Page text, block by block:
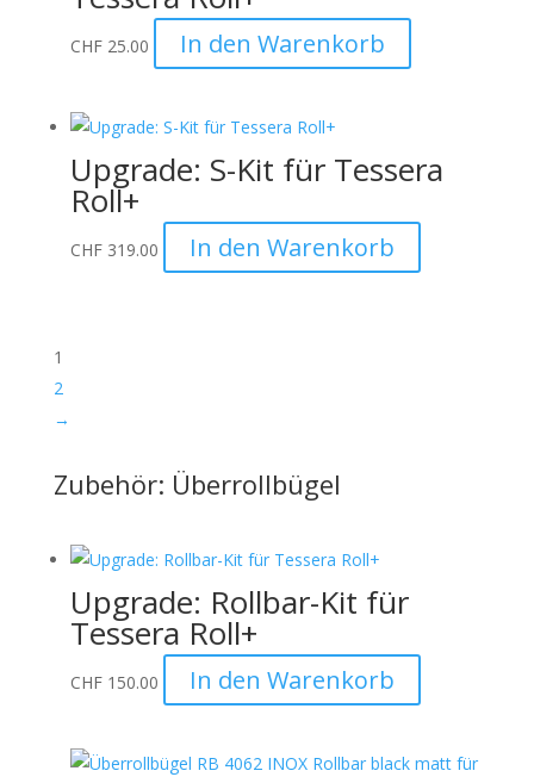
CHF25.00 In den Warenkorb
Upgrade: S-Kit für Tessera
Roll+
CHF319.00 In den Warenkorb
1
2
→
Zubehör: Überrollbügel
Upgrade: Rollbar-Kit für
Tessera Roll+
CHF150.00 In den Warenkorb